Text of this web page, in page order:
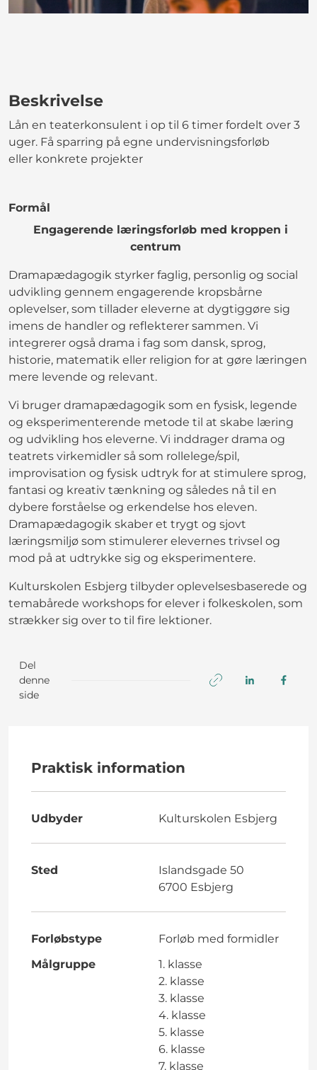
Beskrivelse
Lån en teaterkonsulent i op til 6 timer fordelt over 3
uger. Få sparring på egne undervisningsforløb
eller konkrete projekter
Formål
Engagerende læringsforløb med kroppen i
centrum
Dramapædagogik styrker faglig, personlig og social
udvikling gennem engagerende kropsbårne
oplevelser, som tillader eleverne at dygtiggøre sig
imens de handler og reflekterer sammen. Vi
integrerer også drama i fag som dansk, sprog,
historie, matematik eller religion for at gøre læringen
mere levende og relevant.
Vi bruger dramapædagogik som en fysisk, legende
og eksperimenterende metode til at skabe læring
og udvikling hos eleverne. Vi inddrager drama og
teatrets virkemidler så som rollelege/spil,
improvisation og fysisk udtryk for at stimulere sprog,
fantasi og kreativ tænkning og således nå til en
dybere forståelse og erkendelse hos eleven.
Dramapædagogik skaber et trygt og sjovt
læringsmiljø som stimulerer elevernes trivsel og
mod på at udtrykke sig og eksperimentere.
Kulturskolen Esbjerg tilbyder oplevelsesbaserede og
temabårede workshops for elever i folkeskolen, som
strækker sig over to til fire lektioner.
Del
denne
side
Praktisk information
Udbyder Kulturskolen Esbjerg
Sted
Islandsgade 50
6700 Esbjerg
Forløbstype
Forløb med formidler
Målgruppe
1. klasse
2. klasse
3. klasse
4. klasse
5. klasse
6. klasse
7. klasse